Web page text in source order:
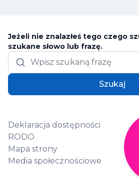
Jeżeli nie znalazłeś tego czego
szukane słowo lub frazę.
Szukaj
Deklaracja dostępności
RODO
Mapa strony
Media społecznościowe